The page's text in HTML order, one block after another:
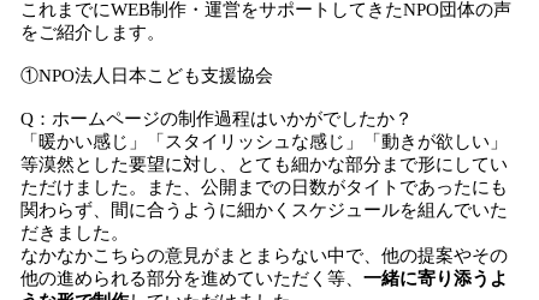
これまでにWEB制作・運営をサポートしてきたNPO団体の声
をご紹介します。
①NPO法人日本こども支援協会
Q：ホームページの制作過程はいかがでしたか？
「暖かい感じ」「スタイリッシュな感じ」「動きが欲しい」
等漠然とした要望に対し、とても細かな部分まで形にしてい
ただけました。また、公開までの日数がタイトであったにも
関わらず、間に合うように細かくスケジュールを組んでいた
だきました。
なかなかこちらの意見がまとまらない中で、他の提案やその
他の進められる部分を進めていただく等、 一緒に寄り添うよ